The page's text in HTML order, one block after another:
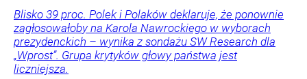
Blisko 39 proc. Polek i Polaków deklaruje, że ponownie
zagłosowałoby na Karola Nawrockiego w wyborach
prezydenckich – wynika z sondażu SW Research dla
„Wprost”. Grupa krytyków głowy państwa jest
liczniejsza.